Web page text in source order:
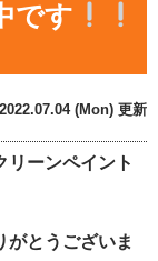
です
2022.07.04 (Mon) 更新
リーンペイント
がとうございま